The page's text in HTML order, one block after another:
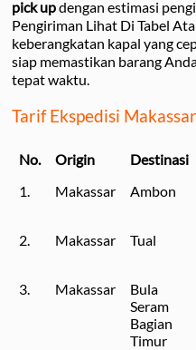
pick updengan estimasi
Pengiriman Lihat Di Tabel
keberangkatan kapal yang
siap memastikan barang
tepat waktu.
Tarif Ekspedisi
No. Origin Destinasi
1.
Makassar Ambon
2.
Makassar Tual
3.
Makassar
Bula
Seram
Bagian
Timur